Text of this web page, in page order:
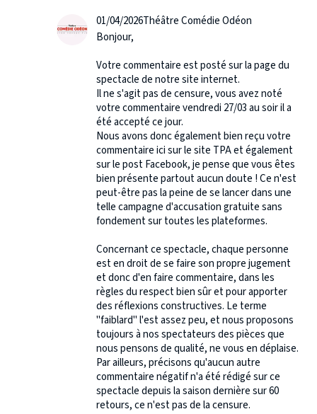
01/04/2026Théâtre Comédie Odéon
Bonjour,
Votre commentaire est posté sur la page du
spectacle de notre site internet.
Il ne s'agit pas de censure, vous avez noté
votre commentaire vendredi 27/03 au soir il a
été accepté ce jour.
Nous avons donc également bien reçu votre
commentaire ici sur le site TPA et également
sur le post Facebook, je pense que vous êtes
bien présente partout aucun doute ! Ce n'est
peut-être pas la peine de se lancer dans une
telle campagne d'accusation gratuite sans
fondement sur toutes les plateformes.
Concernant ce spectacle, chaque personne
est en droit de se faire son propre jugement
et donc d'en faire commentaire, dans les
règles du respect bien sûr et pour apporter
des réflexions constructives. Le terme
"faiblard" l'est assez peu, et nous proposons
toujours à nos spectateurs des pièces que
nous pensons de qualité, ne vous en déplaise.
Par ailleurs, précisons qu'aucun autre
commentaire négatif n'a été rédigé sur ce
spectacle depuis la saison dernière sur 60
retours, ce n'est pas de la censure.